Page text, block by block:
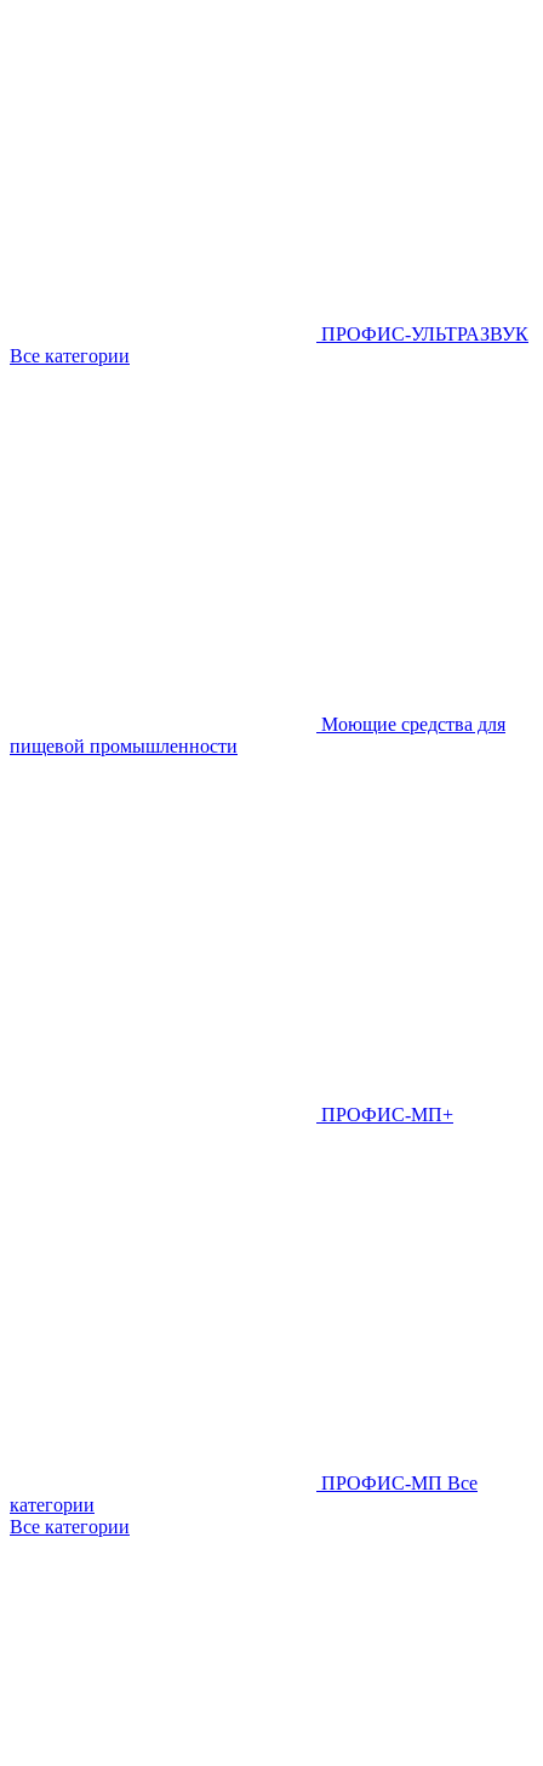
ПРОФИС-УЛЬТРАЗВУК
Все категории
Моющие средства для
пищевой промышленности
ПРОФИС-МП+
ПРОФИС-МП Все
категории
Все категории